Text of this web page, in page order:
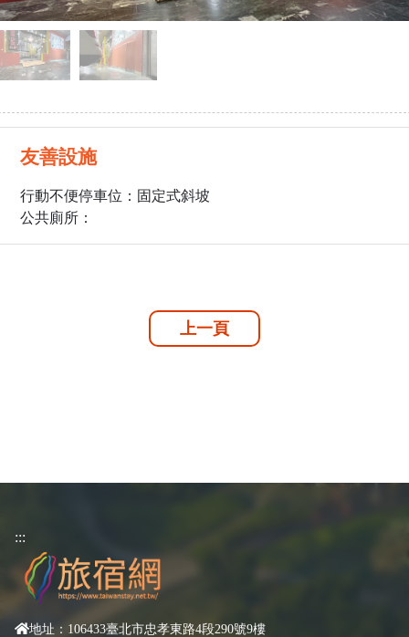
友善設施
行動不便停車位：固定式斜坡
公共廁所：
上一頁
:::
地址：106433臺北市忠孝東路4段290號9樓